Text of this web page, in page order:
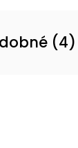
(4)